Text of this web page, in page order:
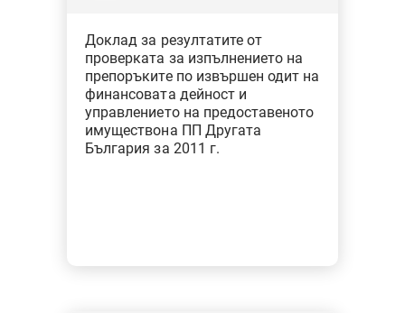
Доклад за резултатите от
проверката за изпълнението на
препоръките по извършен одит на
финансовата дейност и
управлението на предоставеното
имуществона ПП Другата
България за 2011 г.